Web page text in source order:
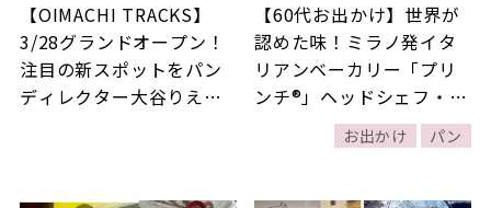
【OIMACHI TRACKS】
3/28グランドオープン！
注目の新スポットをパン
ディレクター大谷りえ子
【60代お出かけ】世界が
認めた味！ミラノ発イタ
リアンベーカリー「プリ
ンチ®」ヘッドシェフ・
松田武司さんのパネトー
ネはいますぐ食べたい感
お出かけ パン